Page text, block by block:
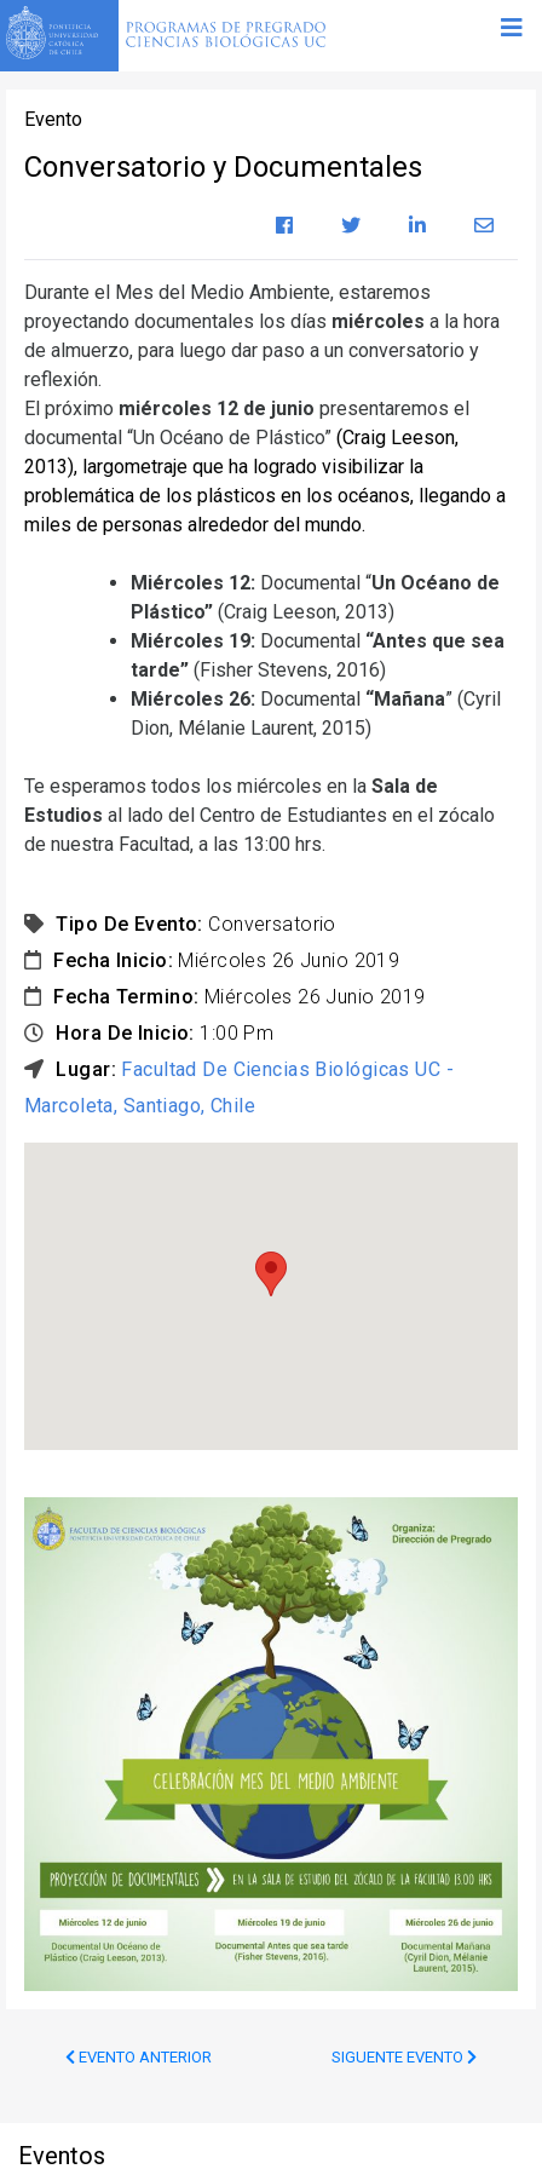
Evento
Conversatorio y Documentales
Durante el Mes del Medio Ambiente, estaremos
proyectando documentales los días miércoles a la hora
de almuerzo, para luego dar paso a un conversatorio y
reflexión.
El próximo miércoles 12 de junio presentaremos el
documental “Un Océano de Plástico” (Craig Leeson,
2013), largometraje que ha logrado visibilizar la
problemática de los plásticos en los océanos, llegando a
miles de personas alrededor del mundo.
Miércoles 12: Documental “Un Océano de
Plástico” (Craig Leeson, 2013)
Miércoles 19: Documental “Antes que sea
tarde” (Fisher Stevens, 2016)
Miércoles 26: Documental “Mañana” (Cyril
Dion, Mélanie Laurent, 2015)
Te esperamos todos los miércoles en la Sala de
Estudios al lado del Centro de Estudiantes en el zócalo
de nuestra Facultad, a las 13:00 hrs.
Tipo De Evento: Conversatorio
Fecha Inicio: Miércoles 26 Junio 2019
Fecha Termino: Miércoles 26 Junio 2019
Hora De Inicio: 1:00 Pm
Lugar: Facultad De Ciencias Biológicas UC -
Marcoleta, Santiago, Chile
EVENTO ANTERIOR SIGUENTE EVENTO
Eventos